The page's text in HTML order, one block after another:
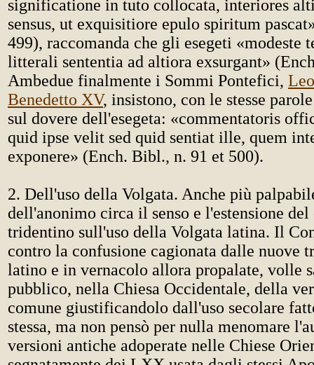
significatione in tuto collocata, interiores
sensus, ut exquisitiore epulo spiritum
499), raccomanda che gli esegeti «modeste
litterali sententia ad altiora exsurgant»
Ambedue finalmente i Sommi Pontefici,
Benedetto XV, insistono, con le stesse
sul dovere dell'esegeta: «commentatoris
quid ipse velit sed quid sentiat ille, quem
exponere» (Ench. Bibl., n. 91 et 500).
2. Dell'uso della Volgata. Anche più
dell'anonimo circa il senso e l'estensione del
tridentino sull'uso della Volgata latina. Il
contro la confusione cagionata dalle nuove
latino e in vernacolo allora propalate, volle
pubblico, nella Chiesa Occidentale, della
comune giustificandolo dall'uso secolare
stessa, ma non pensò per nulla menomare
versioni antiche adoperate nelle Chiese